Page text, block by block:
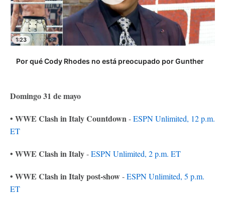
1:23
Por qué Cody Rhodes no está preocupado por Gunther
Domingo 31 de mayo
• WWE Clash in Italy Countdown-ESPN Unlimited, 12 p.m.
ET
• WWE Clash in Italy-ESPN Unlimited, 2 p.m. ET
• WWE Clash in Italy post-show-ESPN Unlimited, 5 p.m.
ET